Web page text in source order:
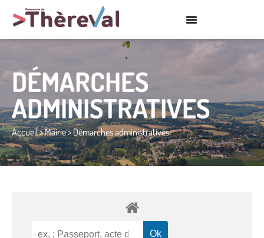
DÉMARCHES
ADMINISTRATIVES
Accueil>Mairie>Démarches administratives